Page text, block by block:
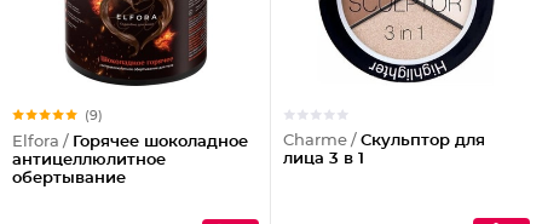
(9)
Elfora / Горячее шоколадное
антицеллюлитное
обертывание
Charme / Скульптор для
лица 3 в 1